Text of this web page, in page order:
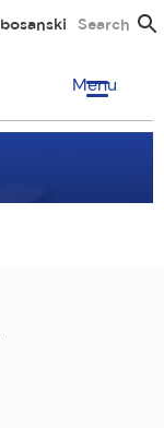
bosanski Search
Menu